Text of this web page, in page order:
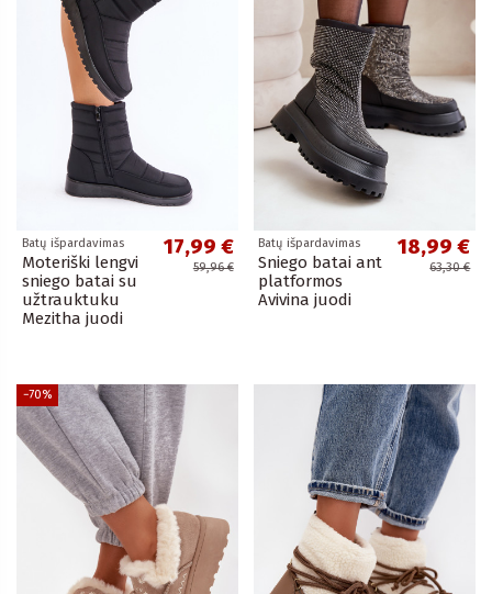
Batų išpardavimas
Moteriški lengvi
sniego batai su
užtrauktuku
Mezitha juodi
17,99 €
59,96 €
Batų išpardavimas
Sniego batai ant
platformos
Avivina juodi
18,99 €
63,30 €
−70%